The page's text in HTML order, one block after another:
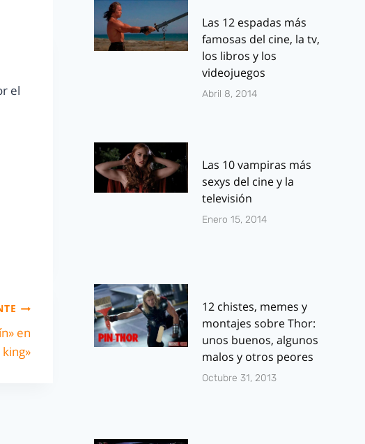
el
en
Las 12 espadas más
famosas del cine, la tv,
los libros y los
videojuegos
Abril 8, 2014
Las 10 vampiras más
sexys del cine y la
televisión
Enero 15, 2014
12 chistes, memes y
montajes sobre Thor:
unos buenos, algunos
malos y otros peores
Octubre 31, 2013